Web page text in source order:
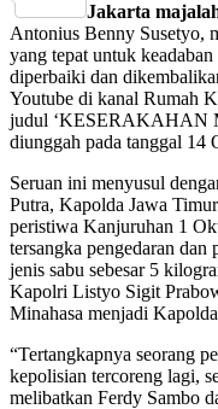
Jakarta
Antonius Benny Susetyo,
yang tepat untuk
diperbaiki dan
Youtube di kanal Rumah
judul ‘KESERAKAHAN
diunggah pada tanggal 14
Seruan ini menyusul
Putra, Kapolda Jawa
peristiwa Kanjuruhan 1
tersangka pengedaran dan
jenis sabu sebesar 5
Kapolri Listyo Sigit
Minahasa menjadi
“Tertangkapnya seorang
kepolisian tercoreng lagi,
melibatkan Ferdy Sambo